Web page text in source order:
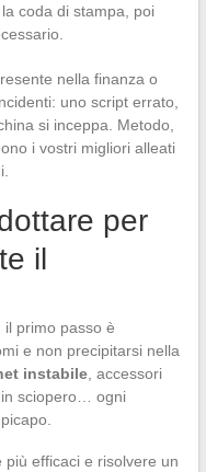
coda di stampa, poi
nella finanza o
uno script errato,
si inceppa. Metodo,
i vostri migliori alleati
per
il
primo passo è
e non precipitarsi nella
instabile, accessori
sciopero… ogni
efficaci e risolvere un